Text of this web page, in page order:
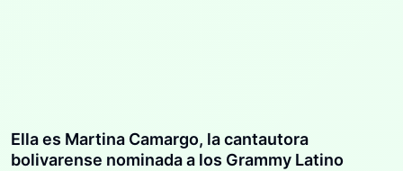
Ella es Martina Camargo, la cantautora
bolivarense nominada a los Grammy Latino